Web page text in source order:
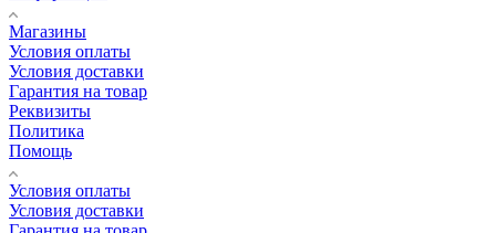
Магазины
Условия оплаты
Условия доставки
Гарантия на товар
Реквизиты
Политика
Помощь
Условия оплаты
Условия доставки